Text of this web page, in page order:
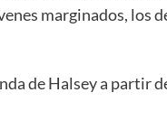
marginados, los
de Halsey a partir